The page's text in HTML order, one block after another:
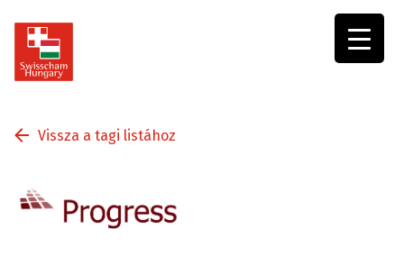
Vissza a tagi listához